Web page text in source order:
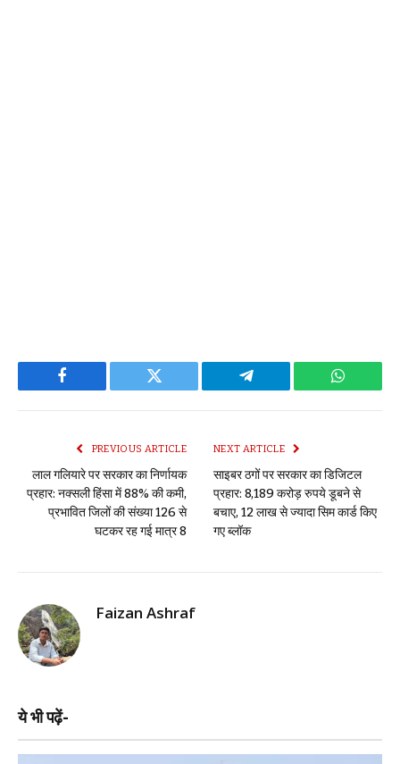
Facebook Twitter Telegram
PREVIOUS ARTICLE
लाल गलियारे पर सरकार का निर्णायक
प्रहार: नक्सली हिंसा में 88% की कमी,
प्रभावित जिलों की संख्या 126 से
घटकर रह गई मात्र 8
NEXT ARTICLE
साइबर ठगों पर सरकार का डिजिटल
प्रहार: 8,189 करोड़ रुपये डूबने से
बचाए, 12 लाख से ज्यादा सिम कार्ड किए
गए ब्लॉक
Faizan Ashraf
ये भी पढ़ें-